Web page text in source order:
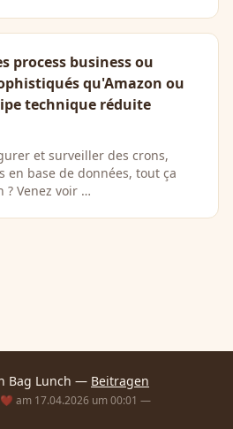
process business ou
qu'Amazon ou
technique réduite
et surveiller des crons,
base de données, tout ça
? Venez voir …
Bag Lunch — Beitragen
am 17.04.2026 um 00:01 —